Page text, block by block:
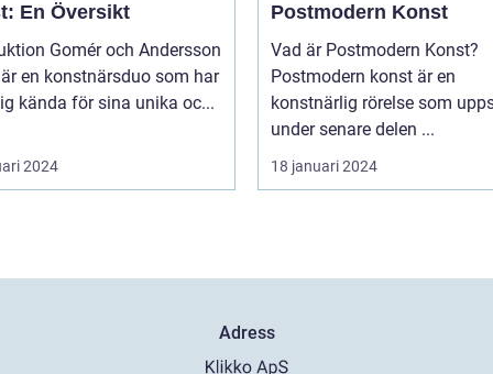
En Översikt
och Andersson
en konstnärsduo som har
kända för sina unika oc...
2024
Postmodern Konst
Vad är Postmodern Konst?
Postmodern konst är en
konstnärlig rörelse som
under senare delen ...
18 januari 2024
Adress